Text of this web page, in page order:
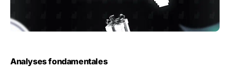
Analyses fondamentales